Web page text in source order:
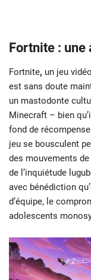
Fortnite : une
Fortnite, un jeu
est sans doute
un mastodonte
Minecraft – bien
fond de
jeu se bousculent
des mouvements
de l’inquiétude
avec bénédiction
d’équipe, le
adolescents